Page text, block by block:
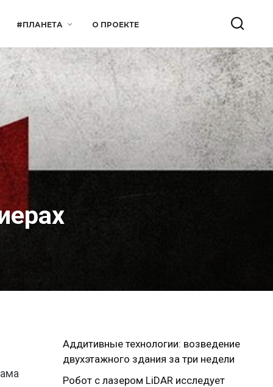
#ПЛАНЕТА О ПРОЕКТЕ
Аддитивные технологии: возведение
двухэтажного здания за три недели
Робот с лазером LiDAR исследует